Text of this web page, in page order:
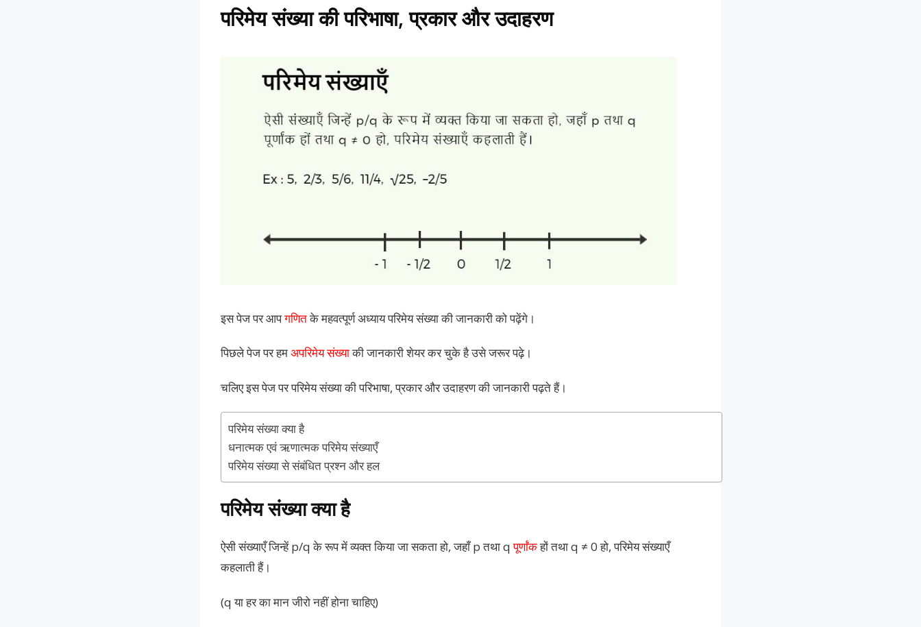
परिमेय संख्या की परिभाषा, प्रकार और उदाहरण
इस पेज पर आपगणितके महवत्पूर्ण अध्याय परिमेय संख्या की जानकारी को पढ़ेंगे।
पिछले पेज पर हमअपरिमेय संख्याकी जानकारी शेयर कर चुके है उसे जरूर पढ़े।
चलिए इस पेज पर परिमेय संख्या की परिभाषा, प्रकार और उदाहरण की जानकारी पढ़ते हैं।
परिमेय संख्या क्या है
धनात्मक एवं ऋणात्मक परिमेय संख्याएँ
परिमेय संख्या से संबंधित प्रश्न और हल
परिमेय संख्या क्या है
ऐसी संख्याएँ जिन्हें p/q के रूप में व्यक्त किया जा सकता हो, जहाँ p तथा qपूर्णांकहों तथा q ≠ 0 हो, परिमेय संख्याएँ
कहलाती हैं।
(q या हर का मान जीरो नहीं होना चाहिए)